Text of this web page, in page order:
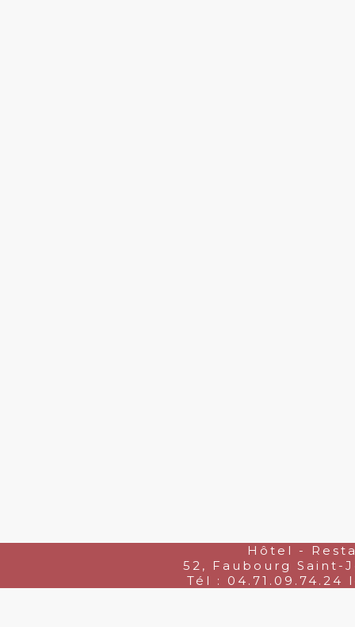
Hôtel -
52, Faubourg Saint-
Tél :